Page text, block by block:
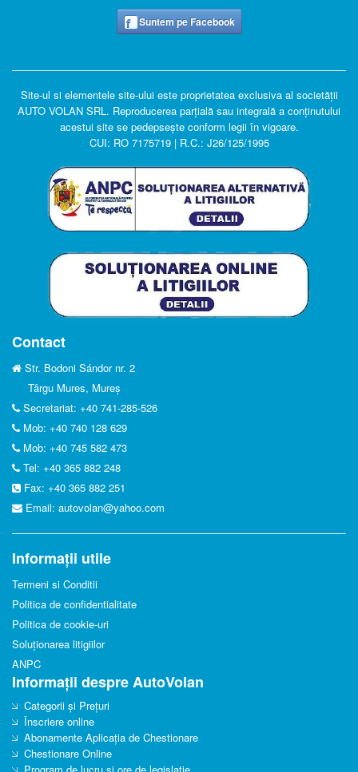
Suntem pe Facebook
Site-ul si elementele site-ului este proprietatea exclusiva al societății
AUTO VOLAN SRL. Reproducerea parțială sau integrală a conținutului
acestui site se pedepsește conform legii în vigoare.
CUI: RO 7175719 | R.C.: J26/125/1995
Contact
Str. Bodoni Sándor nr. 2
Târgu Mures, Mureș
Secretariat: +40 741-285-526
Mob: +40 740 128 629
Mob: +40 745 582 473
Tel: +40 365 882 248
Fax: +40 365 882 251
Email: autovolan@yahoo.com
Informații utile
Termeni si Conditii
Politica de confidentialitate
Politica de cookie-uri
Soluționarea litigiilor
ANPC
Informații despre AutoVolan
Categorii și Prețuri
Înscriere online
Abonamente Aplicația de Chestionare
Chestionare Online